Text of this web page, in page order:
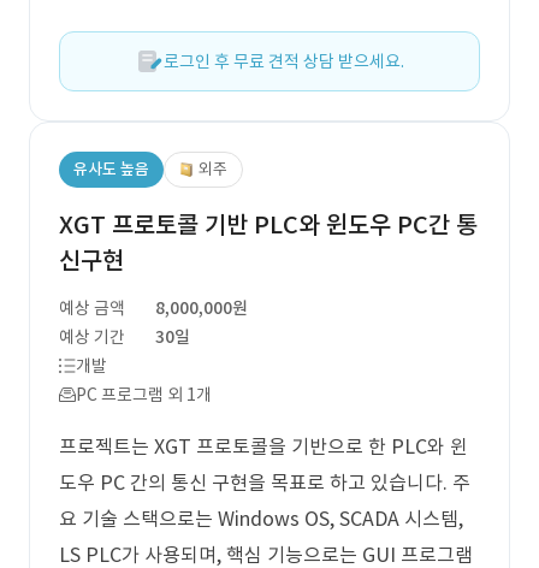
로그인 후 무료 견적 상담 받으세요.
유사도 높음 외주
XGT 프로토콜 기반 PLC와 윈도우 PC간 통
신구현
예상 금액
8,000,000원
예상 기간
30일
개발
PC 프로그램 외 1개
프로젝트는 XGT 프로토콜을 기반으로 한 PLC와 윈
도우 PC 간의 통신 구현을 목표로 하고 있습니다. 주
요 기술 스택으로는 Windows OS, SCADA 시스템,
LS PLC가 사용되며, 핵심 기능으로는 GUI 프로그램